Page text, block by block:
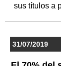
sus títulos a
31/07/2019